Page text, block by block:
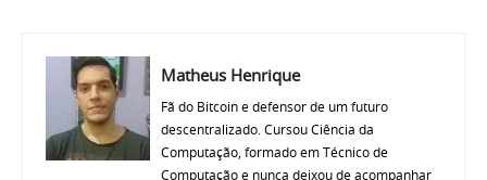
Matheus Henrique
Fã do Bitcoin e defensor de um futuro
descentralizado. Cursou Ciência da
Computação, formado em Técnico de
Computação e nunca deixou de acompanhar